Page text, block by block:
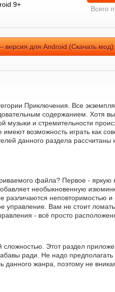
9+
Всего
версия для Android (Скачать мод)
Приключения. Все
содержанием. Хотя
музыки и стремительности
возможность играть как
данного раздела рассчитаны
файла? Первое - яркую
необыкновенную
неповторимостью и
управление. Вам не стоит
- всё просто
Этот раздел
ради. Не надо предполагать
данного жанра, поэтому не